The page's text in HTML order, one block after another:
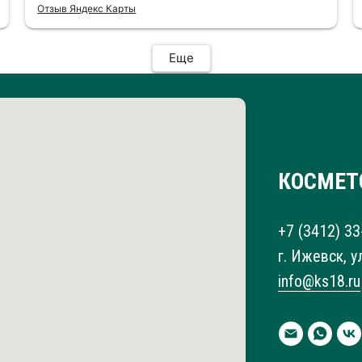
максимально аккуратно и трепетно,
— маникюр выглядит дорого, стильно и
безупречно! Обязательно вернусь еще и
Отзыв Яндекс Карты
Еще
+7 (3412)
г. Ижевск,
info@ks18.ru